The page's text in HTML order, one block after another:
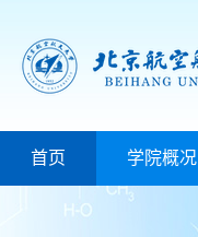
首页 学院概况